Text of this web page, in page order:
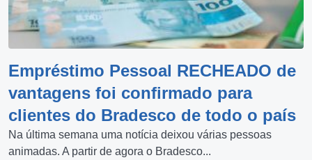
Empréstimo Pessoal RECHEADO de
vantagens foi confirmado para
clientes do Bradesco de todo o país
Na última semana uma notícia deixou várias pessoas
animadas. A partir de agora o Bradesco...